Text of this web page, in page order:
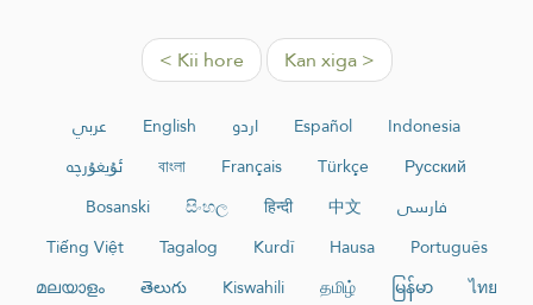
< Kii hore Kan xiga >
عربي English اردو Español
Indonesia
ئۇيغۇرچە
বাংলা Français Türkçe
Русский
Bosanski
සිංහල हिन्दी 中文
فارسی
Tiếng Việt
Tagalog Kurdî Hausa
Português
മലയാളം
తెలుగు Kiswahili தமிழ் မြန်မာ
ไทย